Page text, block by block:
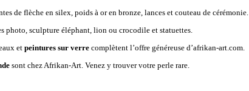
de flèche en silex, poids à or en bronze, lances et couteau de cérémonie.
photo, sculpture éléphant, lion ou crocodile et statuettes.
et peintures sur verre complètent l’offre généreuse d’afrikan-art.com.
sont chez Afrikan-Art. Venez y trouver votre perle rare.